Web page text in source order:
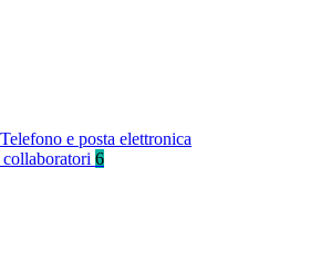
Telefono e posta elettronica
6